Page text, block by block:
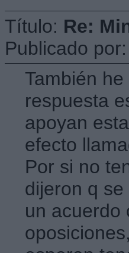
Título: Re:
Publicado por:
También
respuesta
apoyan
efecto
Por si no
dijeron q
un acuerdo